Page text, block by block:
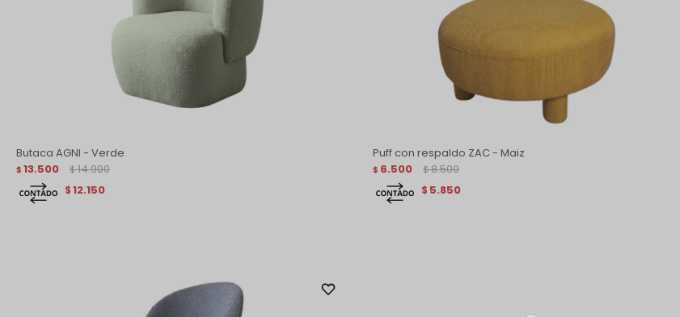
Butaca AGNI - Verde
$ 13.500 $ 14.900
$12.150
Puff con respaldo ZAC - Maiz
$ 6.500 $ 8.500
$ 5.850